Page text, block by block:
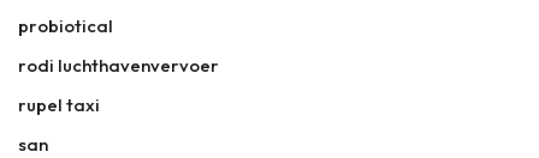
probiotical
rodi luchthavenvervoer
rupel taxi
san